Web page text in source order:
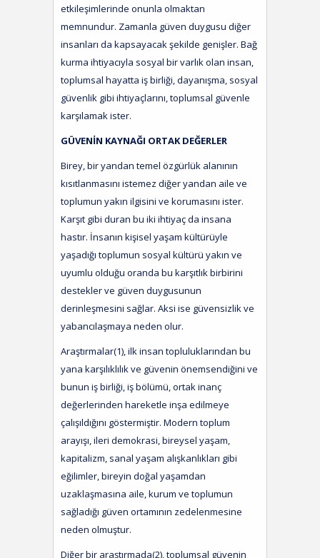
etkileşimlerinde onunla olmaktan
memnundur. Zamanla güven duygusu diğer
insanları da kapsayacak şekilde genişler. Bağ
kurma ihtiyacıyla sosyal bir varlık olan insan,
toplumsal hayatta iş birliği, dayanışma, sosyal
güvenlik gibi ihtiyaçlarını, toplumsal güvenle
karşılamak ister.
GÜVENİN KAYNAĞI ORTAK DEĞERLER
Birey, bir yandan temel özgürlük alanının
kısıtlanmasını istemez diğer yandan aile ve
toplumun yakın ilgisini ve korumasını ister.
Karşıt gibi duran bu iki ihtiyaç da insana
hastır. İnsanın kişisel yaşam kültürüyle
yaşadığı toplumun sosyal kültürü yakın ve
uyumlu olduğu oranda bu karşıtlık birbirini
destekler ve güven duygusunun
derinleşmesini sağlar. Aksi ise güvensizlik ve
yabancılaşmaya neden olur.
Araştırmalar(1), ilk insan topluluklarından bu
yana karşılıklılık ve güvenin önemsendiğini ve
bunun iş birliği, iş bölümü, ortak inanç
değerlerinden hareketle inşa edilmeye
çalışıldığını göstermiştir. Modern toplum
arayışı, ileri demokrasi, bireysel yaşam,
kapitalizm, sanal yaşam alışkanlıkları gibi
eğilimler, bireyin doğal yaşamdan
uzaklaşmasına aile, kurum ve toplumun
sağladığı güven ortamının zedelenmesine
neden olmuştur.
Diğer bir araştırmada(2), toplumsal güvenin